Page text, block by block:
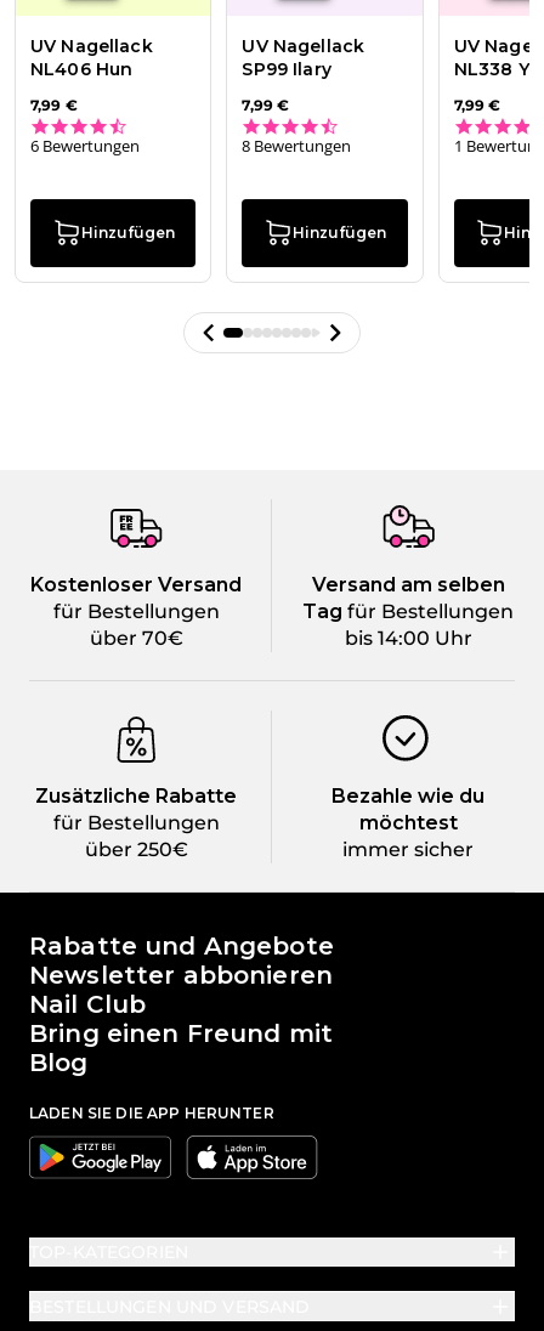
UV Nagellack
NL406 Hun
7,99 €
6 Bewertungen
Hinzufügen
UV Nagellack
SP99 Ilary
7,99 €
8 Bewertungen
Hinzufügen
UV
NL338
7,99 €
1 Bewertung
Kostenloser Versand
für Bestellungen
über 70€
Versand am selben
Tag für Bestellungen
bis 14:00 Uhr
Zusätzliche Rabatte
für Bestellungen
über 250€
Bezahle wie du
möchtest
immer sicher
Die Welt von Passione Beauty
Rabatte und Angebote
Newsletter abbonieren
Nail Club
Bring einen Freund mit
Blog
LADEN SIE DIE APP HERUNTER
Google Apple